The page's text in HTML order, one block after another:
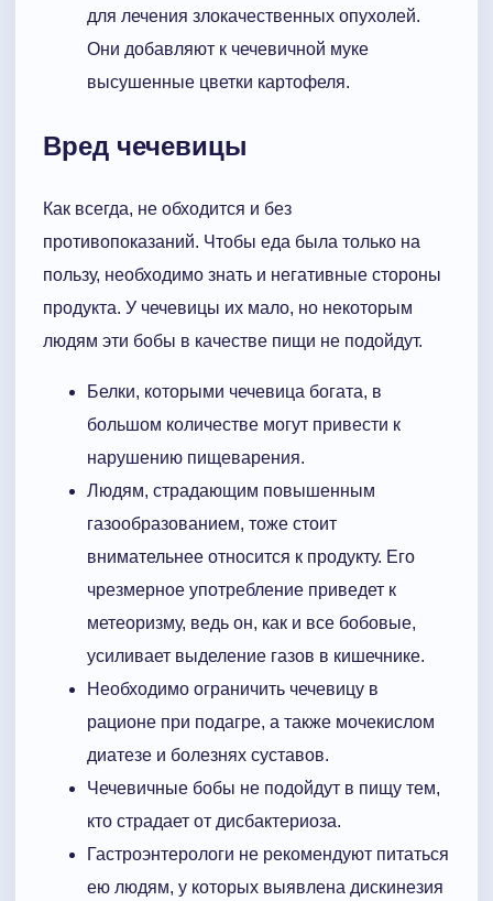
для лечения злокачественных опухолей.
Они добавляют к чечевичной муке
высушенные цветки картофеля.
Вред чечевицы
Как всегда, не обходится и без
противопоказаний. Чтобы еда была только на
пользу, необходимо знать и негативные стороны
продукта. У чечевицы их мало, но некоторым
людям эти бобы в качестве пищи не подойдут.
Белки, которыми чечевица богата, в
большом количестве могут привести к
нарушению пищеварения.
Людям, страдающим повышенным
газообразованием, тоже стоит
внимательнее относится к продукту. Его
чрезмерное употребление приведет к
метеоризму, ведь он, как и все бобовые,
усиливает выделение газов в кишечнике.
Необходимо ограничить чечевицу в
рационе при подагре, а также мочекислом
диатезе и болезнях суставов.
Чечевичные бобы не подойдут в пищу тем,
кто страдает от дисбактериоза.
Гастроэнтерологи не рекомендуют питаться
ею людям, у которых выявлена дискинезия